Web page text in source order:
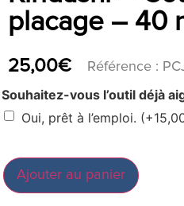
placage – 40
25,00€ Référence :
Souhaitez-vous l’outil déjà
Oui, prêt à l’emploi. (+
Ajouter au panier